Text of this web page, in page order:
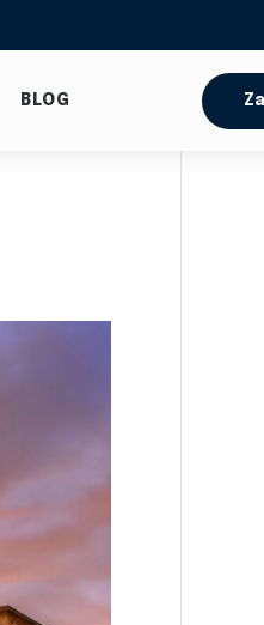
BLOG